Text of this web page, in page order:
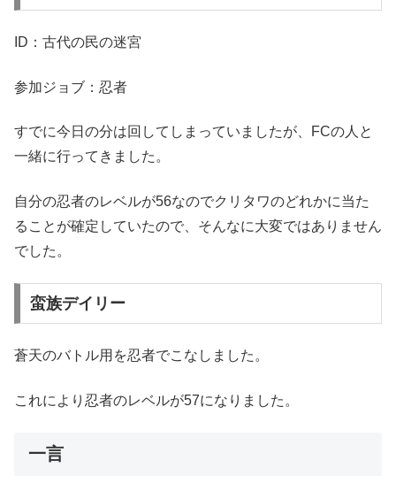
ID：古代の民の迷宮
参加ジョブ：忍者
すでに今日の分は回してしまっていましたが、FCの人と
一緒に行ってきました。
自分の忍者のレベルが56なのでクリタワのどれかに当た
ることが確定していたので、そんなに大変ではありません
でした。
蛮族デイリー
蒼天のバトル用を忍者でこなしました。
これにより忍者のレベルが57になりました。
一言